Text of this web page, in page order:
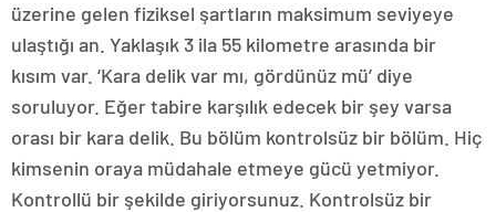
üzerine gelen fiziksel şartların maksimum seviyeye
ulaştığı an. Yaklaşık 3 ila 55 kilometre arasında bir
kısım var. ‘Kara delik var mı, gördünüz mü’ diye
soruluyor. Eğer tabire karşılık edecek bir şey varsa
orası bir kara delik. Bu bölüm kontrolsüz bir bölüm. Hiç
kimsenin oraya müdahale etmeye gücü yetmiyor.
Kontrollü bir şekilde giriyorsunuz. Kontrolsüz bir